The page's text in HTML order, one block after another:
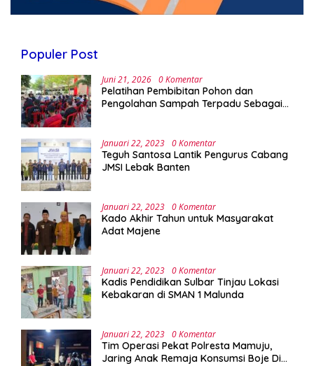
Populer Post
Juni 21, 2026 0 Komentar
Pelatihan Pembibitan Pohon dan
Pengolahan Sampah Terpadu Sebagai
Januari 22, 2023 0 Komentar
Teguh Santosa Lantik Pengurus Cabang
JMSI Lebak Banten
Januari 22, 2023 0 Komentar
Kado Akhir Tahun untuk Masyarakat
Adat Majene
Januari 22, 2023 0 Komentar
Kadis Pendidikan Sulbar Tinjau Lokasi
Kebakaran di SMAN 1 Malunda
Januari 22, 2023 0 Komentar
Tim Operasi Pekat Polresta Mamuju,
Jaring Anak Remaja Konsumsi Boje Di